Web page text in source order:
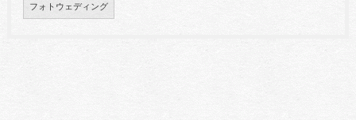
フォトウェディング